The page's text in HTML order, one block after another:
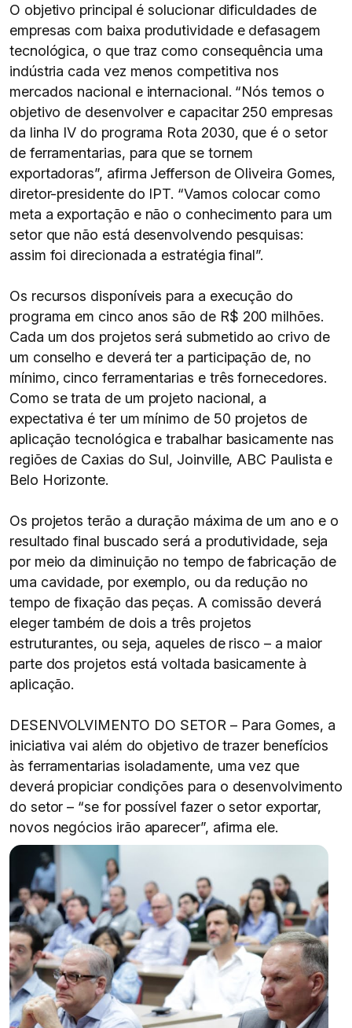
O objetivo principal é solucionar dificuldades de
empresas com baixa produtividade e defasagem
tecnológica, o que traz como consequência uma
indústria cada vez menos competitiva nos
mercados nacional e internacional. “Nós temos o
objetivo de desenvolver e capacitar 250 empresas
da linha IV do programa Rota 2030, que é o setor
de ferramentarias, para que se tornem
exportadoras”, afirma Jefferson de Oliveira Gomes,
diretor-presidente do IPT. “Vamos colocar como
meta a exportação e não o conhecimento para um
setor que não está desenvolvendo pesquisas:
assim foi direcionada a estratégia final”.
Os recursos disponíveis para a execução do
programa em cinco anos são de R$ 200 milhões.
Cada um dos projetos será submetido ao crivo de
um conselho e deverá ter a participação de, no
mínimo, cinco ferramentarias e três fornecedores.
Como se trata de um projeto nacional, a
expectativa é ter um mínimo de 50 projetos de
aplicação tecnológica e trabalhar basicamente nas
regiões de Caxias do Sul, Joinville, ABC Paulista e
Belo Horizonte.
Os projetos terão a duração máxima de um ano e o
resultado final buscado será a produtividade, seja
por meio da diminuição no tempo de fabricação de
uma cavidade, por exemplo, ou da redução no
tempo de fixação das peças. A comissão deverá
eleger também de dois a três projetos
estruturantes, ou seja, aqueles de risco – a maior
parte dos projetos está voltada basicamente à
aplicação.
DESENVOLVIMENTO DO SETOR – Para Gomes, a
iniciativa vai além do objetivo de trazer benefícios
às ferramentarias isoladamente, uma vez que
deverá propiciar condições para o desenvolvimento
do setor – “se for possível fazer o setor exportar,
novos negócios irão aparecer”, afirma ele.